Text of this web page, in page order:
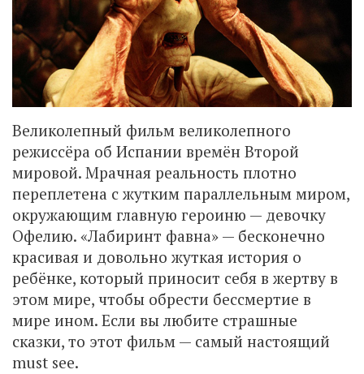
Великолепный фильм великолепного
режиссёра об Испании времён Второй
мировой. Мрачная реальность плотно
переплетена с жутким параллельным миром,
окружающим главную героиню — девочку
Офелию. «Лабиринт фавна» — бесконечно
красивая и довольно жуткая история о
ребёнке, который приносит себя в жертву в
этом мире, чтобы обрести бессмертие в
мире ином. Если вы любите страшные
сказки, то этот фильм — самый настоящий
must see.